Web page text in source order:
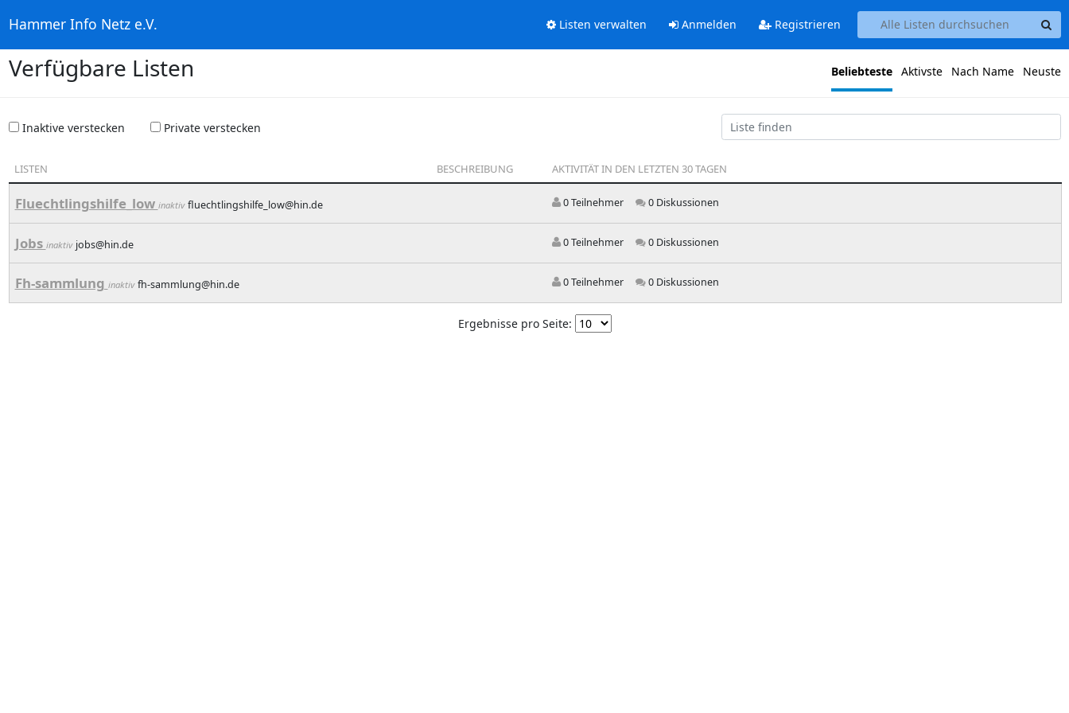
Hammer Info Netz e.V. Listen verwalten Anmelden Registrieren
Verfügbare Listen Beliebteste Aktivste Nach Name Neuste
Inaktive verstecken Private verstecken
LISTEN BESCHREIBUNG AKTIVITÄT IN DEN LETZTEN 30 TAGEN
Fluechtlingshilfe_low inaktiv fluechtlingshilfe_low@hin.de 0 Teilnehmer 0 Diskussionen
Jobs inaktiv jobs@hin.de 0 Teilnehmer 0 Diskussionen
Fh-sammlung inaktiv fh-sammlung@hin.de 0 Teilnehmer 0 Diskussionen
Ergebnisse pro Seite: